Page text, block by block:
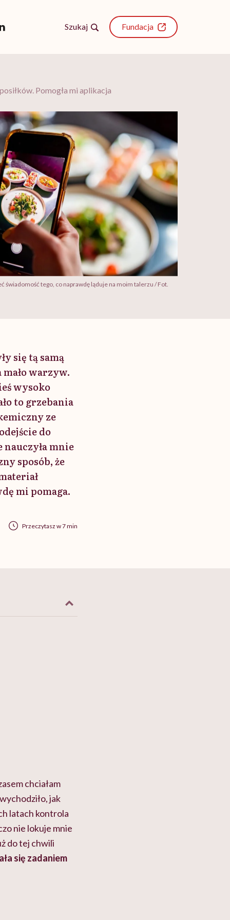
Szukaj Fundacja
Pomogła mi aplikacja
świadomość tego, co naprawdę ląduje na moim talerzu / Fot.
się tą samą
mało warzyw.
wysoko
to grzebania
ze
do
mnie
sposób, że
mi pomaga.
Przeczytasz w 7 min
chciałam
jak
latach kontrola
nie lokuje mnie
do tej chwili
się zadaniem